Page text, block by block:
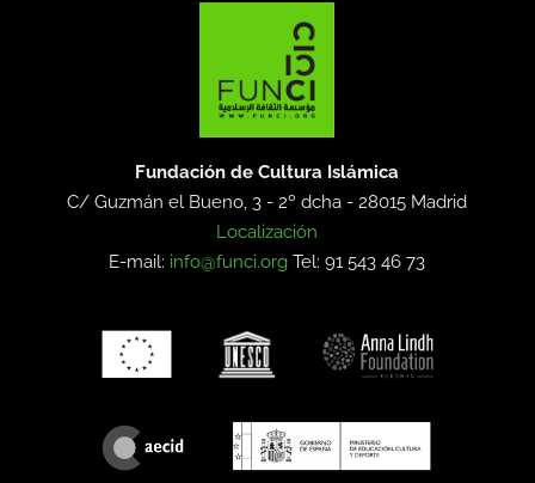
Fundación de Cultura Islámica
C/ Guzmán el Bueno, 3 - 2º dcha -28015 Madrid
Localización
E-mail: info@funci.org Tel: 91 543 46 73